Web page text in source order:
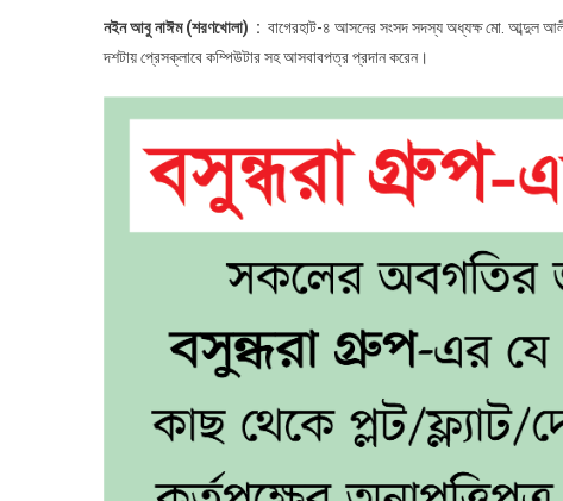
নইন আবু নাঈম (শরণখোলা) : বাগেরহাট-৪ আসনের সংসদ সদস্য অধ্যক্ষ মো. আব্দুল
দশটায় প্রেসক্লাবে কম্পিউটার সহ আসবাবপত্র প্রদান করেন।